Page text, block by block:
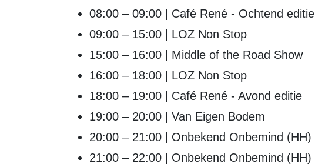
08:00 – 09:00 | Café René - Ochtend editie
09:00 – 15:00 | LOZ Non Stop
15:00 – 16:00 | Middle of the Road Show
16:00 – 18:00 | LOZ Non Stop
18:00 – 19:00 | Café René - Avond editie
19:00 – 20:00 | Van Eigen Bodem
20:00 – 21:00 | Onbekend Onbemind (HH)
21:00 – 22:00 | Onbekend Onbemind (HH)